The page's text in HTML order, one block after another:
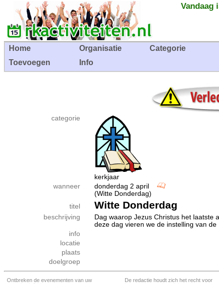
Vandaag
Home Organisatie
Categorie
Toevoegen
Info
categorie
kerkjaar
wanneer
donderdag 2 april
(Witte Donderdag)
titel
Witte Donderdag
beschrijving
Dag waarop Jezus Christus het laatste
deze dag vieren we de instelling van de
info
locatie
plaats
doelgroep
Ontbreken de evenementen van uw
De redactie houdt zich het recht voor